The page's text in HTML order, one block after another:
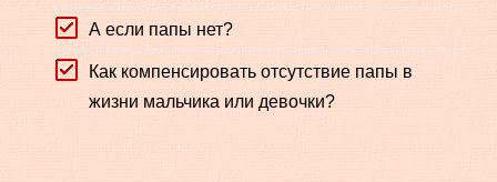
А если папы нет?
Как компенсировать отсутствие папы в
жизни мальчика или девочки?